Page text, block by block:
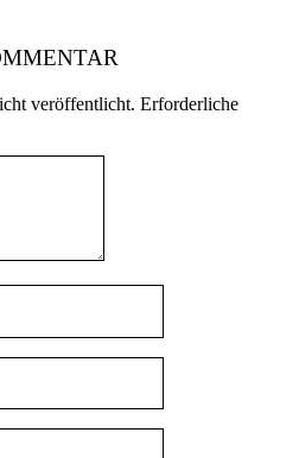
veröffentlicht. Erforderliche